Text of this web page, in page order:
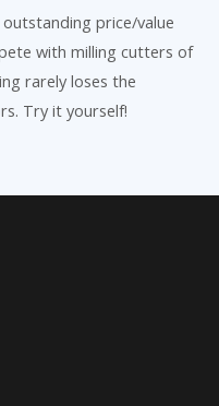
price/value
with milling cutters of
rarely loses the
Try it yourself!